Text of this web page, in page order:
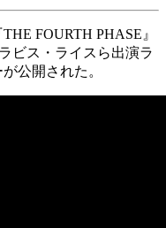
FOURTH PHASE』
ビス・ライスら出演ラ
公開された。